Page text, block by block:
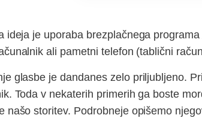
ideja je uporaba brezplačnega
ali pametni telefon (tablični
glasbe je dandanes zelo priljubljeno.
Toda v nekaterih primerih ga boste
našo storitev. Podrobneje opišemo